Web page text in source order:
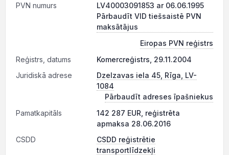
PVN numurs
LV40003091853 ar 06.06.1995
Pārbaudīt VID tiešsaistē PVN
maksātājus
Eiropas PVN reģistrs
Reģistrs, datums
Komercreģistrs, 29.11.2004
Juridiskā adrese
Dzelzavas iela 45, Rīga, LV-
1084
Pārbaudīt adreses īpašniekus
Pamatkapitāls
142 287 EUR, reģistrēta
apmaksa 28.06.2016
CSDD
CSDD reģistrētie
transportlīdzekļi